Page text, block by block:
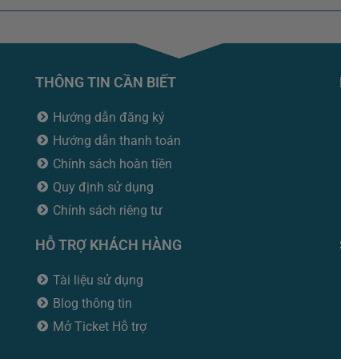
THÔNG TIN CẦN BIẾT
Hướng dẫn đăng ký
Hướng dẫn thanh toán
Chính sách hoàn tiền
Quy định sử dụng
Chính sách riêng tư
HỖ TRỢ KHÁCH HÀNG
Tài liệu sử dụng
Blog thông tin
Mở Ticket Hỗ trợ